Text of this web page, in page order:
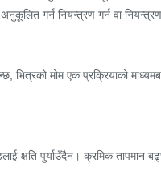
गर्न नियन्त्रण गर्न वा
मोम एक प्रक्रियाको
क्षति पुर्याउँदैन। क्रमिक तापमान